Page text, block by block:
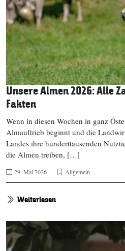
Unsere Almen 2026: Alle
Fakten
Wenn in diesen Wochen in ganz
Almauftrieb beginnt und die
Landes ihre hunderttausenden
die Almen treiben, […]
29. Mai 2026 Allgemein
Weiterlesen